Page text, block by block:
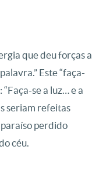
que deu forças a
Este “faça-
se a luz… e a
seriam refeitas
perdido
céu.